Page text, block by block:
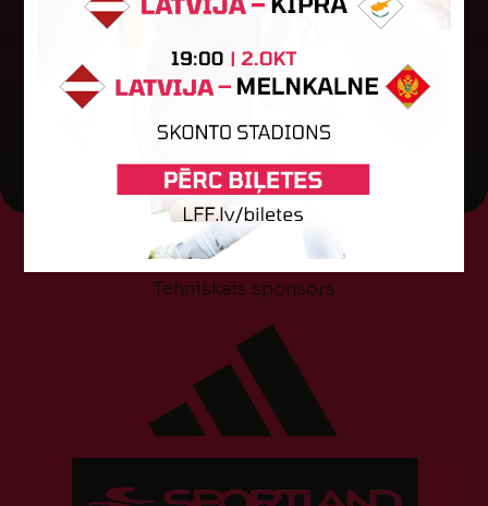
pirmo spēli, savu skatītāju priekšā "Skonto"
stadionā Rīgā ar 1:0 uzveica...
04. augusts 2026.
Tehniskais sponsors